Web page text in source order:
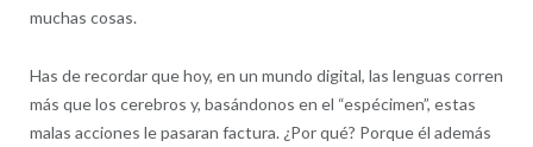
muchas cosas.
Has de recordar que hoy, en un mundo digital, las lenguas corren
más que los cerebros y, basándonos en el “espécimen”, estas
malas acciones le pasaran factura. ¿Por qué? Porque él además